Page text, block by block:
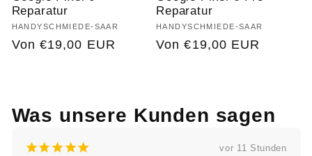
Reparatur
Anbieter:
HANDYSCHMIEDE-SAAR
Normaler
Von €19,00 EUR
Reparatur
Anbieter:
HANDYSCHMIEDE-SAAR
Normaler
Von €19,00 EUR
Was unsere Kunden sagen
¡¡¡¡¡ vor 1 Tag